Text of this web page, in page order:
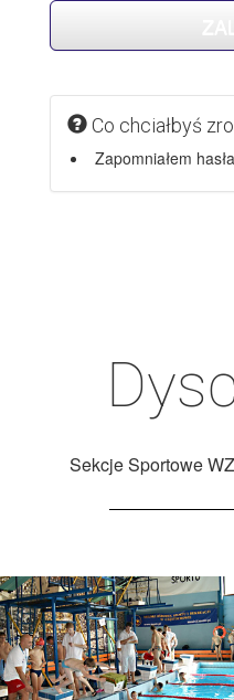
Co chciałbyś
Zapomniałem
Sekcje Sportowe